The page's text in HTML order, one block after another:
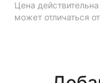
Цена
может отличаться